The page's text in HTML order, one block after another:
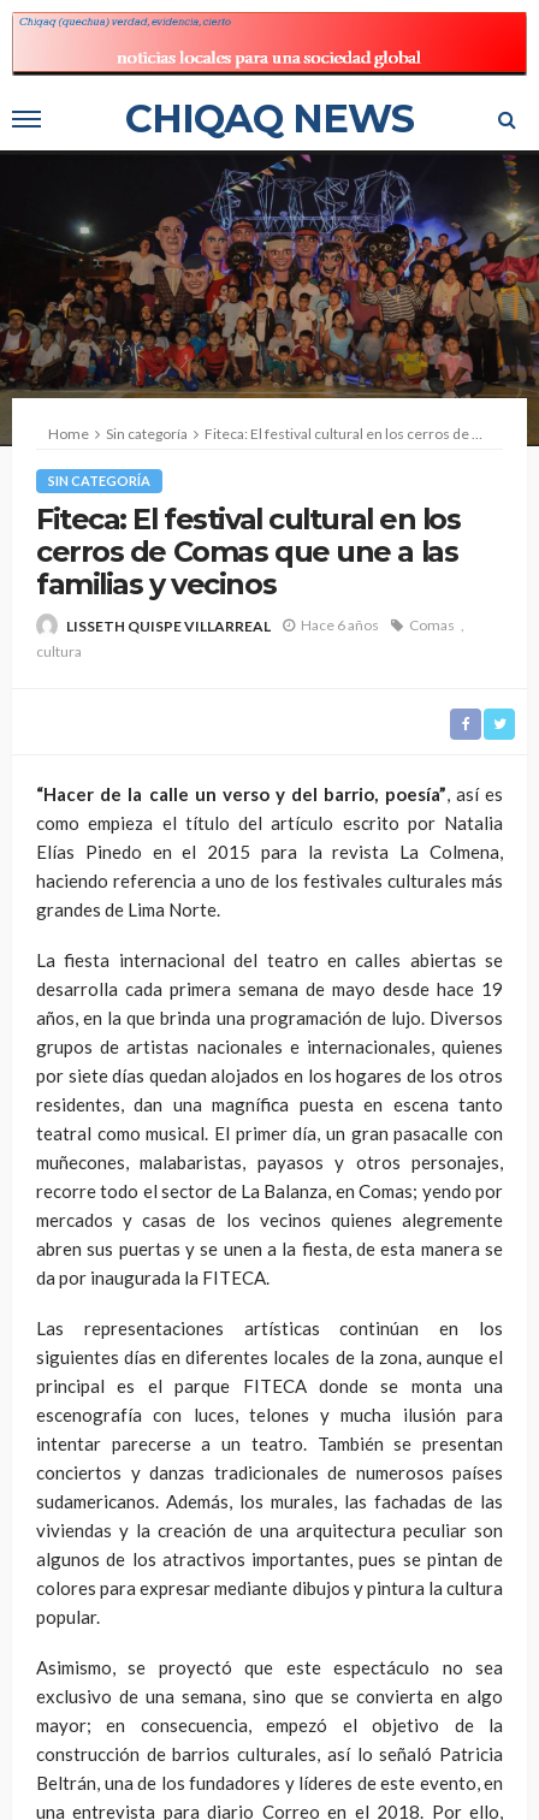
CHIQAQ NEWS
Home Sin categoría Fiteca: El festival cultural en los cerros de Comas que une a las familias y vecinos
SIN CATEGORÍA
Fiteca: El festival cultural en los
cerros de Comas que une a las
familias y vecinos
LISSETH QUISPE VILLARREAL Hace 6 años
Comas
cultura
“Hacer de la calle un verso y del barrio, poesía”, así es
como empieza el título del artículo escrito por Natalia
Elías Pinedo en el 2015 para la revista La Colmena,
haciendo referencia a uno de los festivales culturales más
grandes de Lima Norte.
La fiesta internacional del teatro en calles abiertas se
desarrolla cada primera semana de mayo desde hace 19
años, en la que brinda una programación de lujo. Diversos
grupos de artistas nacionales e internacionales, quienes
por siete días quedan alojados en los hogares de los otros
residentes, dan una magnífica puesta en escena tanto
teatral como musical. El primer día, un gran pasacalle con
muñecones, malabaristas, payasos y otros personajes,
recorre todo el sector de La Balanza, en Comas; yendo por
mercados y casas de los vecinos quienes alegremente
abren sus puertas y se unen a la fiesta, de esta manera se
da por inaugurada la FITECA.
Las representaciones artísticas continúan en los
siguientes días en diferentes locales de la zona, aunque el
principal es el parque FITECA donde se monta una
escenografía con luces, telones y mucha ilusión para
intentar parecerse a un teatro. También se presentan
conciertos y danzas tradicionales de numerosos países
sudamericanos. Además, los murales, las fachadas de las
viviendas y la creación de una arquitectura peculiar son
algunos de los atractivos importantes, pues se pintan de
colores para expresar mediante dibujos y pintura la cultura
popular.
Asimismo, se proyectó que este espectáculo no sea
exclusivo de una semana, sino que se convierta en algo
mayor; en consecuencia, empezó el objetivo de la
construcción de barrios culturales, así lo señaló Patricia
Beltrán, una de los fundadores y líderes de este evento, en
una entrevista para diario Correo en el 2018. Por ello,